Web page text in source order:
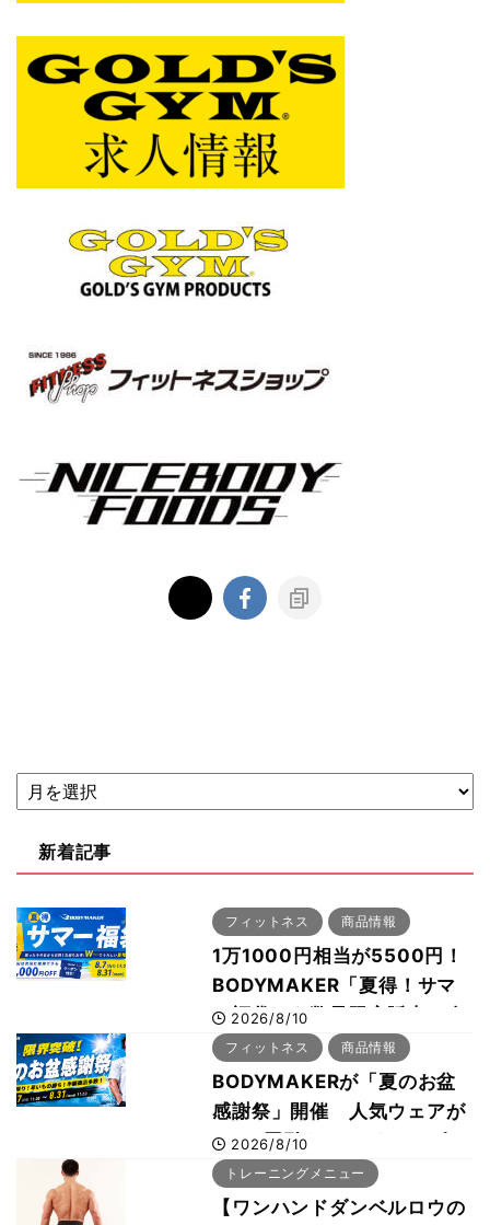
新着記事
フィットネス 商品情報
1万1000円相当が5500円！
BODYMAKER「夏得！サマ
ー福袋」を数量限定販売 次
回使える1000円OFFクーポ
ンも
2026/8/10
フィットネス 商品情報
BODYMAKERが「夏のお盆
感謝祭」開催 人気ウェアが
1000円引き、UVクールポン
チョは半額の990円に
2026/8/10
トレーニングメニュー
【ワンハンドダンベルロウの